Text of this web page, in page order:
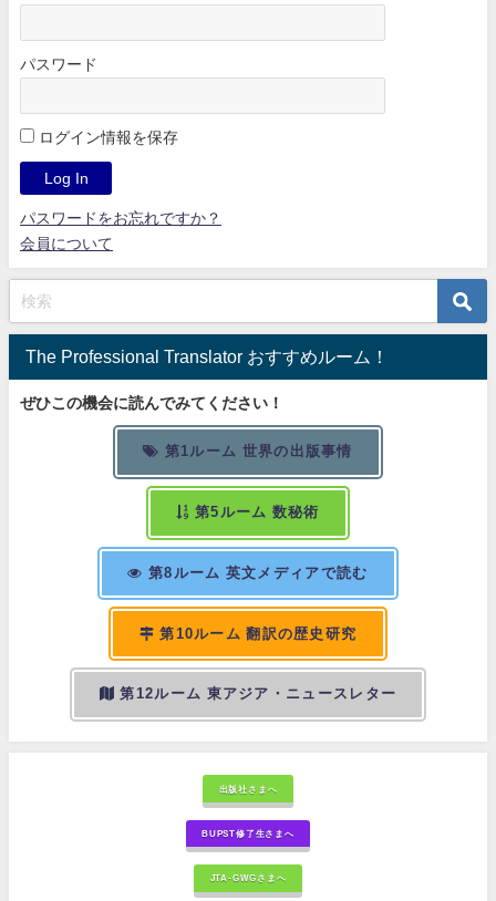
パスワード
ログイン情報を保存
パスワードをお忘れですか？
会員について
The Professional Translator おすすめルーム！
ぜひこの機会に読んでみてください！
第1ルーム 世界の出版事情
第5ルーム 数秘術
第8ルーム 英文メディアで読む
第10ルーム 翻訳の歴史研究
第12ルーム 東アジア・ニュースレター
出版社さまへ
BUPST修了生さまへ
JTA-GWGさまへ